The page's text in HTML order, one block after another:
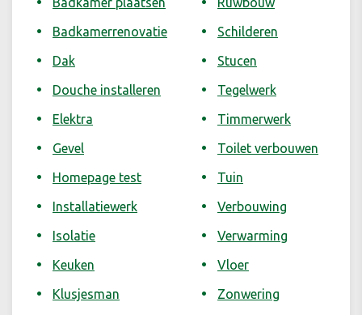
Badkamerrenovatie
Dak
Douche installeren
Elektra
Gevel
Homepage test
Installatiewerk
Isolatie
Keuken
Klusjesman
Schilderen
Stucen
Tegelwerk
Timmerwerk
Toilet verbouwen
Tuin
Verbouwing
Verwarming
Vloer
Zonwering